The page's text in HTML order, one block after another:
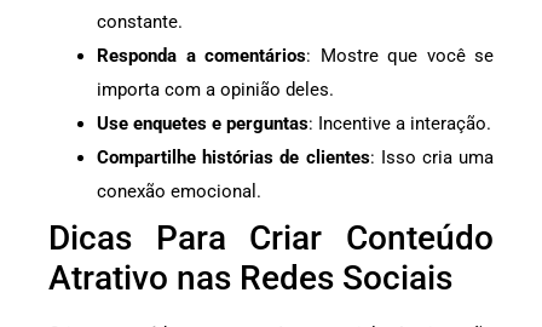
constante.
Responda a comentários: Mostre que você se
importa com a opinião deles.
Use enquetes e perguntas: Incentive a interação.
Compartilhe histórias de clientes: Isso cria uma
conexão emocional.
Dicas Para Criar Conteúdo
Atrativo nas Redes Sociais